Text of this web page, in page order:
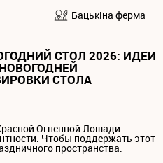
Бацькiна ферма
СТОЛ 2026: ИДЕИ
СТОЛА
Огненной Лошади —
Чтобы поддержать этот
пространства.